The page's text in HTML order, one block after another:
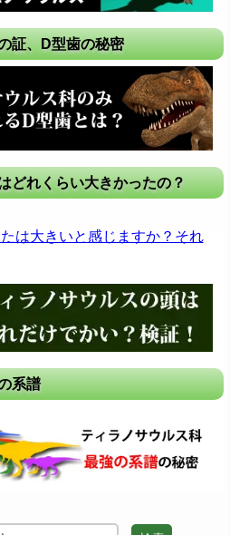
証、D型歯の秘密
どれくらい大きかったの？
は大きいと感じますか？それ
系譜